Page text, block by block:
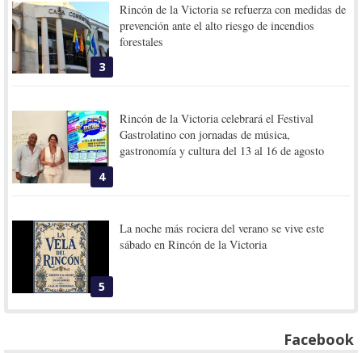
3
Rincón de la Victoria se refuerza con medidas de
prevención ante el alto riesgo de incendios
forestales
4
Rincón de la Victoria celebrará el Festival
Gastrolatino con jornadas de música,
gastronomía y cultura del 13 al 16 de agosto
5
La noche más rociera del verano se vive este
sábado en Rincón de la Victoria
Facebook